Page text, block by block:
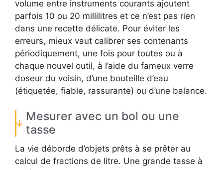
volume entre instruments courants ajoutent
parfois 10 ou 20 millilitres et ce n’est pas rien
dans une recette délicate. Pour éviter les
erreurs, mieux vaut calibrer ses contenants
périodiquement, une fois pour toutes ou à
chaque nouvel outil, à l’aide du fameux verre
doseur du voisin, d’une bouteille d’eau
(étiquetée, fiable, rassurante) ou d’une balance.
Mesurer avec un bol ou une
tasse
La vie déborde d’objets prêts à se prêter au
calcul de fractions de litre. Une grande tasse à